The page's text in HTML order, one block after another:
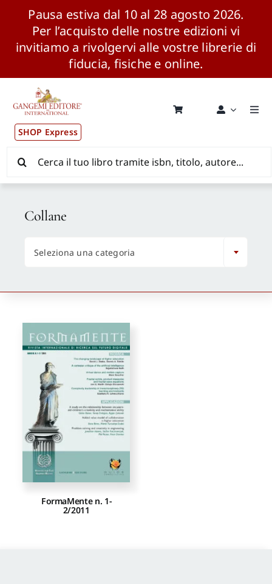
Pausa estiva dal 10 al 28 agosto 2026.
Per l’acquisto delle nostre edizioni vi
invitiamo a rivolgervi alle vostre librerie di
fiducia, fisiche e online.
contenuto
SHOP Express
Pubblicazioni
News ed Eventi
Distribuzione Wolrdwide
CONSIP / MEPA / ANVUR / CINECA
Autori
Proposte di pubblicazione
Gangemi Editore
Newsletter
per:
FormaMente n. 1-
2/2011
Collane
Seleziona una categoria